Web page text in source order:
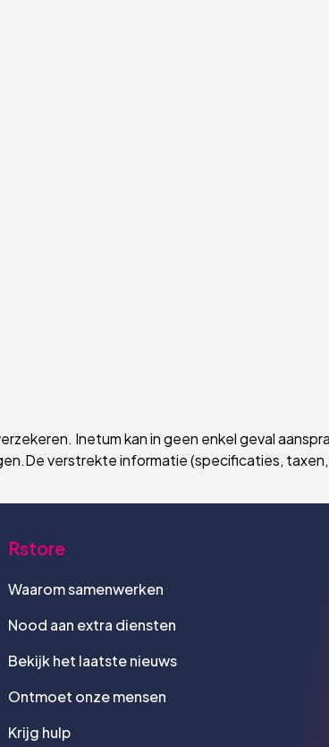
Inetum kan in geen enkel geval
verstrekte informatie (specificaties,
Rstore
Waarom samenwerken
Nood aan extra diensten
Bekijk het laatste nieuws
Ontmoet onze mensen
Krijg hulp